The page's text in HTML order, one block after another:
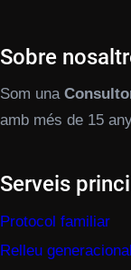
Sobre
Som una
amb més de 15
Serveis
Protocol familiar
Relleu generacional